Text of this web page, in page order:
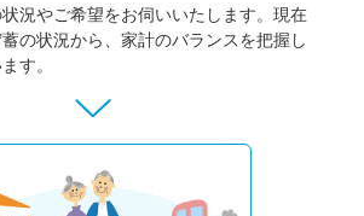
況やご希望をお伺いいたします。 現在
の状況から、家計のバランスを把握し
す。